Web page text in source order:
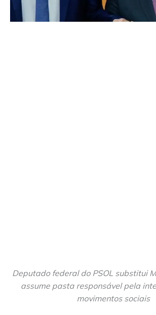
Deputado federal do PSOL substitui
assume pasta responsável pela
movimentos sociais